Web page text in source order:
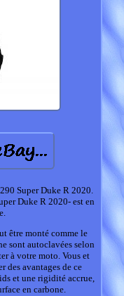
Super Duke R 2020.
Duke R 2020- est en
être monté comme le
sont autoclavées selon
à votre moto. Vous et
des avantages de ce
et une rigidité accrue,
en carbone.